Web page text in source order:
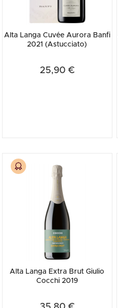
Alta Langa Cuvée Aurora Banfi
2021 (Astucciato)
25,90 €
Alta Langa Extra Brut Giulio
Cocchi 2019